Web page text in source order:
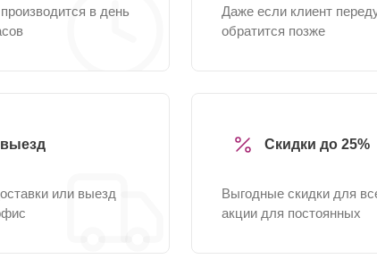
в день
Даже если клиент
обратится позже
или выезд
Скидки до 25%
Выгодные скидки для
акции для постоянных